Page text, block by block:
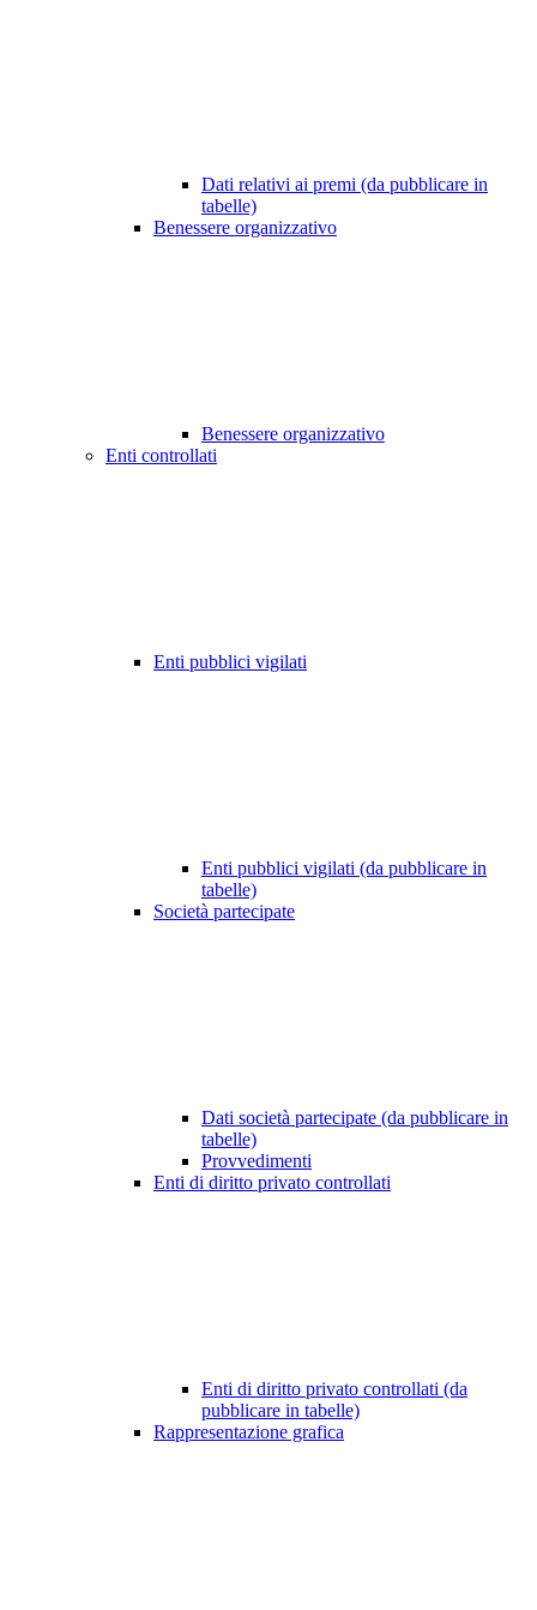
Dati relativi ai premi (da pubblicare in
tabelle)
Benessere organizzativo
Benessere organizzativo
Enti controllati
Enti pubblici vigilati
Enti pubblici vigilati (da pubblicare in
tabelle)
Società partecipate
Dati società partecipate (da pubblicare in
tabelle)
Provvedimenti
Enti di diritto privato controllati
Enti di diritto privato controllati (da
pubblicare in tabelle)
Rappresentazione grafica